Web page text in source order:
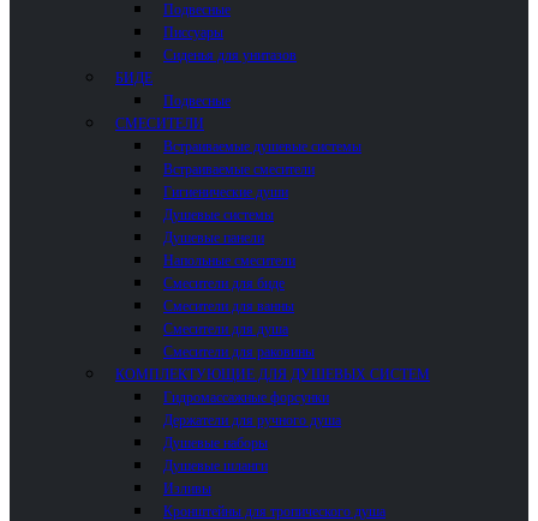
Подвесные
Писсуары
Сиденья для унитазов
БИДЕ
Подвесные
СМЕСИТЕЛИ
Встраиваемые душевые системы
Встраиваемые смесители
Гигиенические души
Душевые системы
Душевые панели
Напольные смесители
Смесители для биде
Смесители для ванны
Смесители для душа
Смесители для раковины
КОМПЛЕКТУЮЩИЕ ДЛЯ ДУШЕВЫХ СИСТЕМ
Гидромассажные форсунки
Держатели для ручного душа
Душевые наборы
Душевые шланги
Изливы
Кронштейны для тропического душа